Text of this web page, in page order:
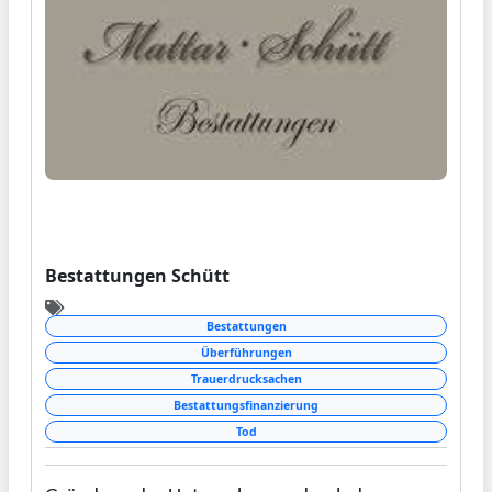
Bestattungen Schütt
Bestattungen
Überführungen
Trauerdrucksachen
Bestattungsfinanzierung
Tod